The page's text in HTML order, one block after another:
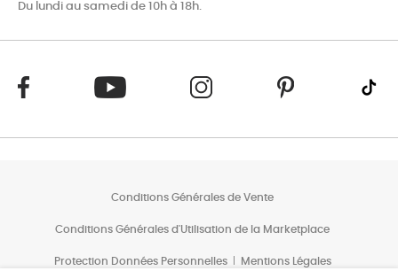
Du lundi au samedi de 10h à 18h.
Conditions Générales de Vente
Conditions Générales d'Utilisation de la Marketplace
Protection Données Personnelles Mentions Légales